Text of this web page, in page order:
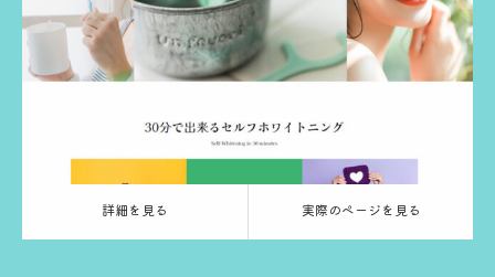
Category：エステ ホワイトニング グリーン
実際のページを見る
詳細を見る 実際のページを見る